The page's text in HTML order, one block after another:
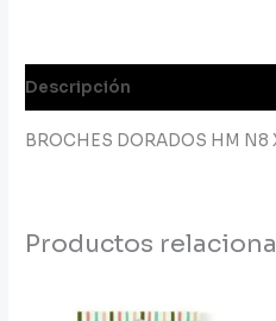
Descripción
BROCHES DORADOS HM N8
Productos